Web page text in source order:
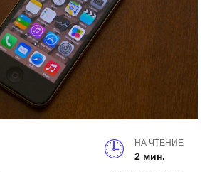
НА ЧТЕНИЕ
2 мин.